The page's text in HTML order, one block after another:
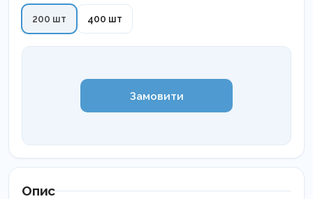
200 шт 400 шт
Замовити
Опис